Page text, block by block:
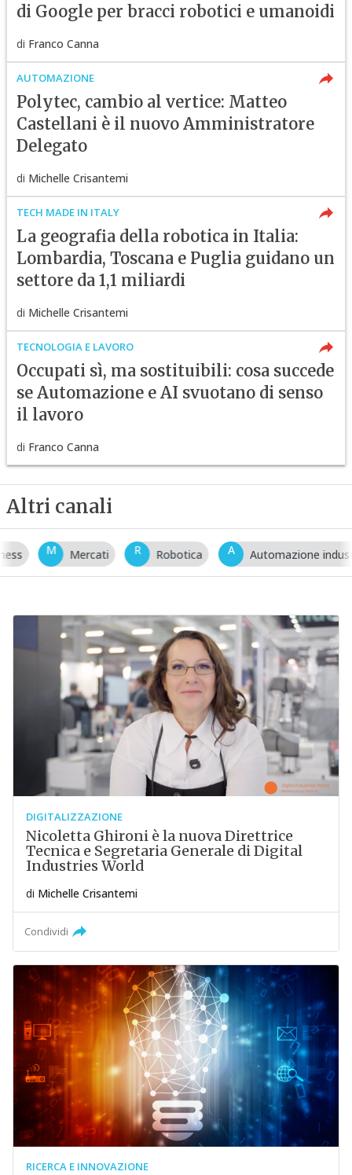
di Google per bracci robotici e umanoidi
di Franco Canna
AUTOMAZIONE
Polytec, cambio al vertice: Matteo
Castellani è il nuovo Amministratore
Delegato
di Michelle Crisantemi
TECH MADE IN ITALY
La geografia della robotica in Italia:
Lombardia, Toscana e Puglia guidano un
settore da 1,1 miliardi
di Michelle Crisantemi
TECNOLOGIA E LAVORO
Occupati sì, ma sostituibili: cosa succede
se Automazione e AI svuotano di senso
il lavoro
di Franco Canna
Altri canali
M Mercati R Robotica A Automazione industriale
DIGITALIZZAZIONE
Nicoletta Ghironi è la nuova Direttrice
Tecnica e Segretaria Generale di Digital
Industries World
di Michelle Crisantemi
Condividi
RICERCA E INNOVAZIONE